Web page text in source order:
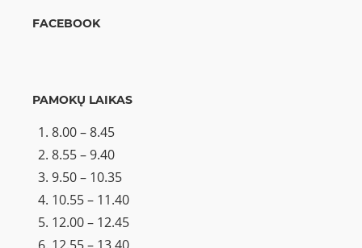
FACEBOOK
PAMOKŲ LAIKAS
8.00 – 8.45
8.55 – 9.40
9.50 – 10.35
10.55 – 11.40
12.00 – 12.45